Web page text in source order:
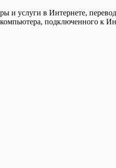
и услуги в Интернете,
подключенного к